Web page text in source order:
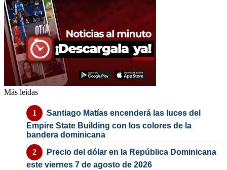
Más leídas
Santiago Matías encenderá las luces del
Empire State Building con los colores de la
bandera dominicana
Precio del dólar en la República Dominicana
este viernes 7 de agosto de 2026